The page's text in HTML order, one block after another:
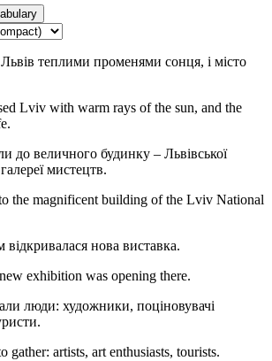
теплими променями сонця, і місто
Lviv with warm rays of the sun, and the
до величного будинку – Львівської
мистецтв.
the magnificent building of the Lviv National
відкривалася нова виставка.
exhibition was opening there.
люди: художники, поціновувачі
gather: artists, art enthusiasts, tourists.